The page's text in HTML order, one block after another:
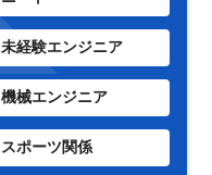
未経験エンジニア
機械エンジニア
スポーツ関係